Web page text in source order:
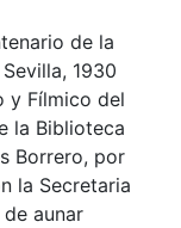
de la
1930
y Fílmico del
la Biblioteca
Borrero, por
la Secretaria
aunar